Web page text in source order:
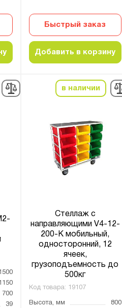
Быстрый заказ
Добавить в корзину
700
39
в наличии
Стеллаж с
направляющими V4-12-
200-К мобильный,
односторонний, 12
ячеек,
грузоподъемность до
500кг
Код товара: 19107
Высота, мм
800